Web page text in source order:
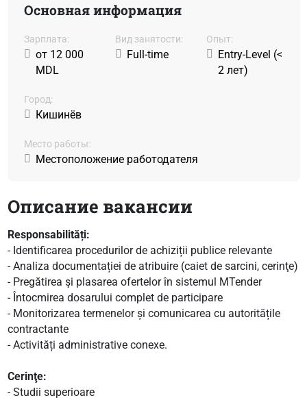
Основная информация
Зарплата:
от 12 000
MDL
Вид занятости:
Full-time
Oпыт:
Entry-Level (<
2 лет)
Город:
Кишинёв
Место работы:
Местоположение работодателя
Описание вакансии
Responsabilități:
- Identificarea procedurilor de achiziții publice relevante
- Analiza documentației de atribuire (caiet de sarcini, cerinţe)
- Pregătirea şi plasarea ofertelor în sistemul MTender
- Întocmirea dosarului complet de participare
- Monitorizarea termenelor și comunicarea cu autoritățile
contractante
- Activități administrative conexe.
Cerinţe:
- Studii superioare